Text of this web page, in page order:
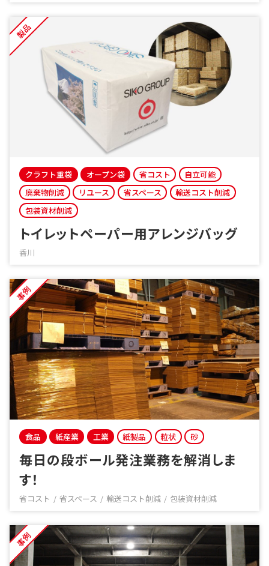
製品
クラフト重袋 オープン袋 省コスト
自立可能
廃棄物削減
リユース 省スペース
輸送コスト削減
包装資材削減
トイレットペーパー用アレンジバッグ
香川
事例
食品 紙産業 工業 紙製品 粒状 砂
毎日の段ボール発注業務を解消しま
す！
省コスト 省スペース 輸送コスト削減 包装資材削減
事例